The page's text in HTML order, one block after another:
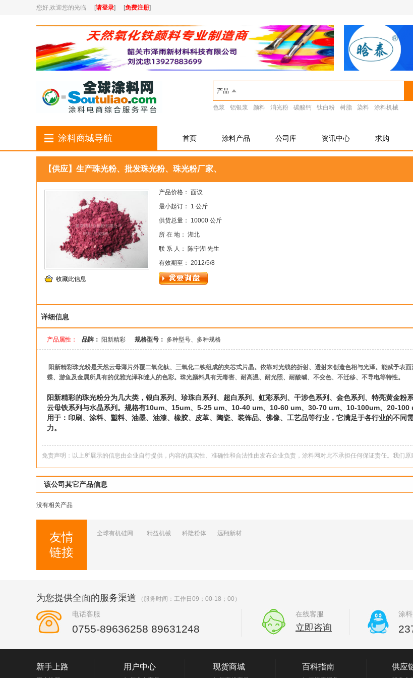
您好,欢迎您的光临 [请登录] [免费注册]
产品
色浆 铝银浆 颜料 消光粉 碳酸钙 钛白粉 树脂 染料 涂料机械
涂料商城导航 首页 涂料产品 公司库 资讯中心 求购
【供应】生产珠光粉、批发珠光粉、珠光粉厂家、
收藏此信息
产品价格： 面议
最小起订： 1 公斤
供货总量： 10000 公斤
所 在 地： 湖北
联 系 人： 陈宁湖 先生
有效期至： 2012/5/8
详细信息
产品属性： 品牌： 阳新精彩 规格型号： 多种型号、多种规格
阳新精彩珠光粉是天然云母薄片外覆二氧化钛、三氧化二铁组成的夹芯式片晶。依靠对光线的折射、透射来创造色相与光泽。能赋予表
蝶、游鱼及金属所具有的优雅光泽和迷人的色彩。珠光颜料具有无毒害、耐高温、耐光照、耐酸碱、不变色、不迁移、不导电等特性。
阳新精彩的珠光粉分为几大类，银白系列、珍珠白系列、超白系列、虹彩系列、干涉色系列、金色系列、特亮黄金
云母铁系列与水晶系列。规格有10um、15um、5-25 um、10-40 um、10-60 um、30-70 um、10-100um、20-
用于：印刷、涂料、塑料、油墨、油漆、橡胶、皮革、陶瓷、装饰品、佛像、工艺品等行业，它满足于各行业的不
力。
免责声明：以上所展示的信息由企业自行提供，内容的真实性、准确性和合法性由发布企业负责，涂料网对此不承担任何保证责任。我们
该公司其它产品信息
没有相关产品
友情
链接
全球有机硅网 精益机械 科隆粉体 远翔新材
为您提供全面的服务渠道 （服务时间：工作日09；00-18；00）
电话客服
0755-89636258 89631248
在线客服
立即咨询
涂
新手上路 用户中心 现货商城 百科指南 供应